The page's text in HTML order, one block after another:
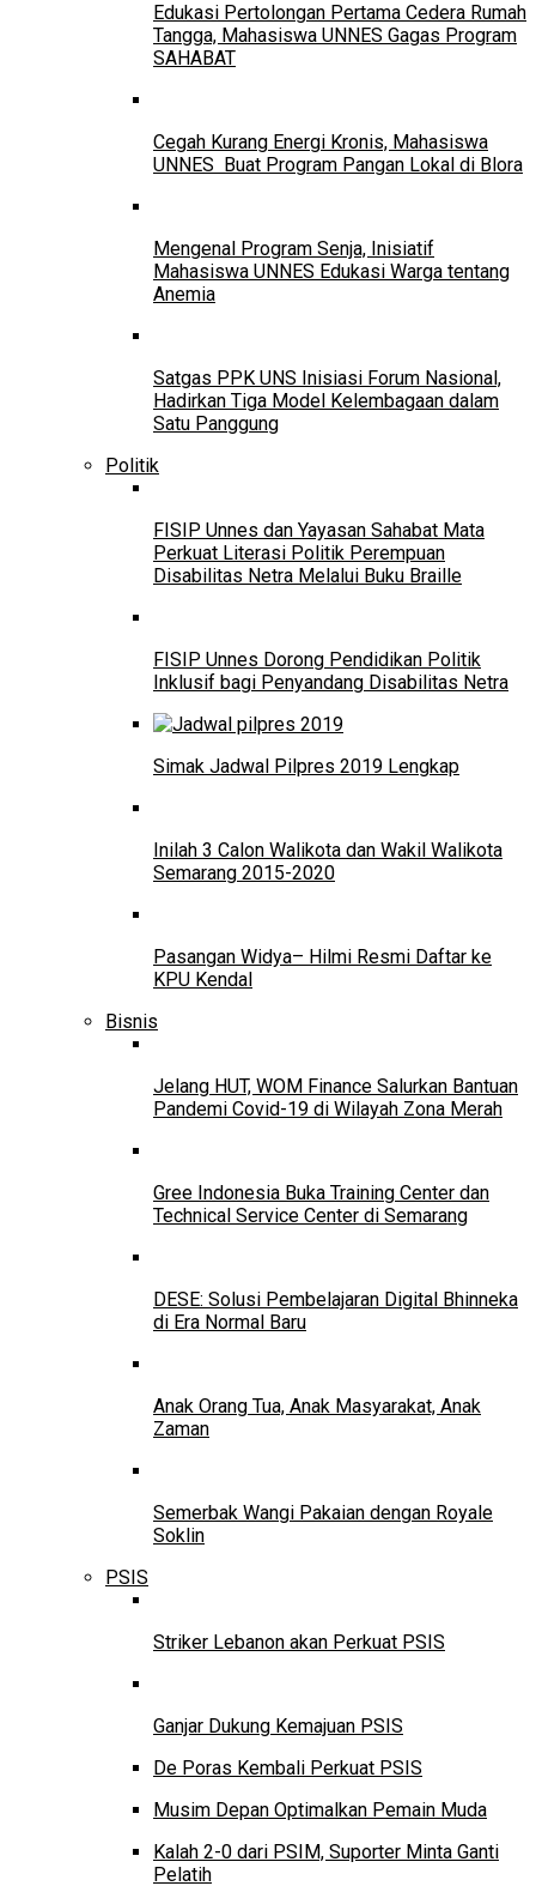
Edukasi Pertolongan Pertama Cedera Rumah
Tangga, Mahasiswa UNNES Gagas Program
SAHABAT
Cegah Kurang Energi Kronis, Mahasiswa
UNNES Buat Program Pangan Lokal di Blora
Mengenal Program Senja, Inisiatif
Mahasiswa UNNES Edukasi Warga tentang
Anemia
Satgas PPK UNS Inisiasi Forum Nasional,
Hadirkan Tiga Model Kelembagaan dalam
Satu Panggung
Politik
FISIP Unnes dan Yayasan Sahabat Mata
Perkuat Literasi Politik Perempuan
Disabilitas Netra Melalui Buku Braille
FISIP Unnes Dorong Pendidikan Politik
Inklusif bagi Penyandang Disabilitas Netra
Simak Jadwal Pilpres 2019 Lengkap
Inilah 3 Calon Walikota dan Wakil Walikota
Semarang 2015-2020
Pasangan Widya– Hilmi Resmi Daftar ke
KPU Kendal
Bisnis
Jelang HUT, WOM Finance Salurkan Bantuan
Pandemi Covid-19 di Wilayah Zona Merah
Gree Indonesia Buka Training Center dan
Technical Service Center di Semarang
DESE: Solusi Pembelajaran Digital Bhinneka
di Era Normal Baru
Anak Orang Tua, Anak Masyarakat, Anak
Zaman
Semerbak Wangi Pakaian dengan Royale
Soklin
PSIS
Striker Lebanon akan Perkuat PSIS
Ganjar Dukung Kemajuan PSIS
De Poras Kembali Perkuat PSIS
Musim Depan Optimalkan Pemain Muda
Kalah 2-0 dari PSIM, Suporter Minta Ganti
Pelatih